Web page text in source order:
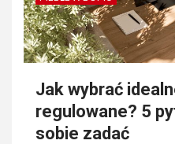
Jak wybrać
regulowane? 5
sobie zadać